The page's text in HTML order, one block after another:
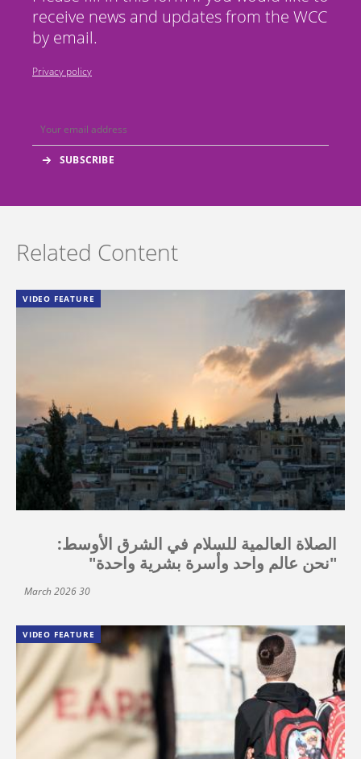
receive news and updates from the WCC
by email.
Privacy policy
Related Content
VIDEO FEATURE
الصلاة العالمية للسلام في الشرق الأوسط:
"نحن عالم واحد وأسرة بشرية واحدة"
30 March 2026
VIDEO FEATURE